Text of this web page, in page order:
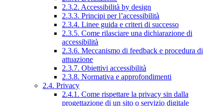
2.3.2. Accessibilità by design
2.3.3. Principi per l’accessibilità
2.3.4. Linee guida e criteri di successo
2.3.5. Come rilasciare una dichiarazione di
accessibilità
2.3.6. Meccanismo di feedback e procedura di
attuazione
2.3.7. Obiettivi accessibilità
2.3.8. Normativa e approfondimenti
2.4. Privacy
2.4.1. Come rispettare la privacy sin dalla
progettazione di un sito o servizio digitale